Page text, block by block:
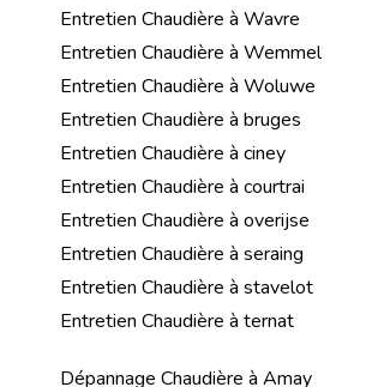
Entretien Chaudière à Wavre
Entretien Chaudière à Wemmel
Entretien Chaudière à Woluwe
Entretien Chaudière à bruges
Entretien Chaudière à ciney
Entretien Chaudière à courtrai
Entretien Chaudière à overijse
Entretien Chaudière à seraing
Entretien Chaudière à stavelot
Entretien Chaudière à ternat
Dépannage Chaudière à Amay